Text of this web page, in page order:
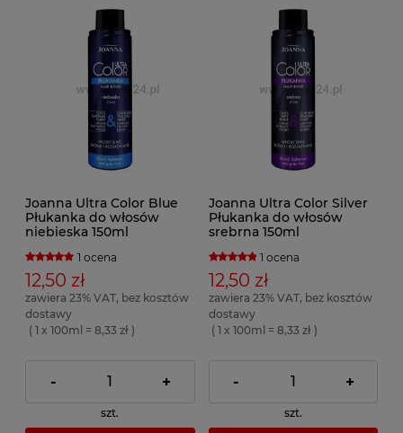
Joanna Ultra Color Blue
Płukanka do włosów
niebieska 150ml
1 ocena
12,50 zł
zawiera 23% VAT, bez kosztów
dostawy
( 1 x 100ml = 8,33 zł )
- +
szt.
Joanna Ultra Color Silver
Płukanka do włosów
srebrna 150ml
1 ocena
12,50 zł
zawiera 23% VAT, bez kosztów
dostawy
( 1 x 100ml = 8,33 zł )
- +
szt.